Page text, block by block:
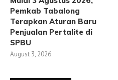
Pemkab Tabalong
Terapkan Aturan Baru
Penjualan Pertalite di
SPBU
August 3, 2026